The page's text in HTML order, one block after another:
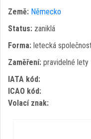
Země: Německo
Status: zaniklá
Forma: letecká
Zaměření: pravidelné lety
IATA kód:
ICAO kód:
Volací znak: